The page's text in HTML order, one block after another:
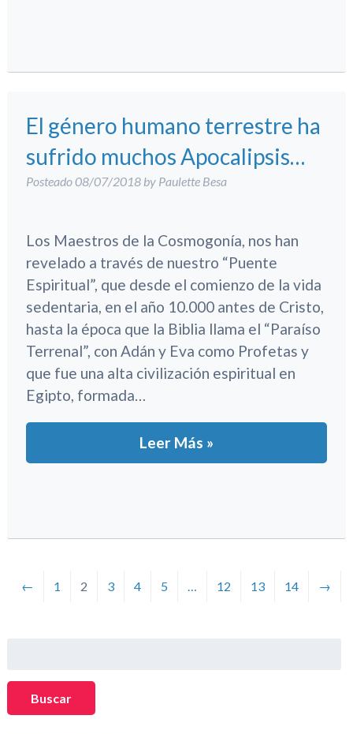
El género humano terrestre ha
sufrido muchos Apocalipsis…
Posteado08/07/2018 by Paulette Besa
Los Maestros de la Cosmogonía, nos han
revelado a través de nuestro “Puente
Espiritual”, que desde el comienzo de la vida
sedentaria, en el año 10.000 antes de Cristo,
hasta la época que la Biblia llama el “Paraíso
Terrenal”, con Adán y Eva como Profetas y
que fue una alta civilización espiritual en
Egipto, formada…
Leer Más »
← 1 2 3 4 5 … 12 13 14 →
Buscar